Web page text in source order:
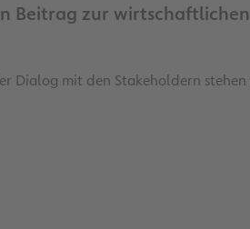
Beitrag zur
Dialog mit den Stakeholdern